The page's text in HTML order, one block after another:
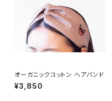
オーガニックコットン ヘアバンド
¥3,850